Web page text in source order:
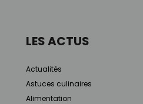
LES ACTUS
Actualités
Astuces culinaires
Alimentation